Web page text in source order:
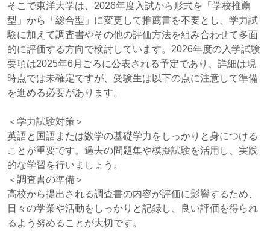
そこで東洋大学は、2026年度入試から形式を「学校推薦
型」から「総合型」に変更して推薦書を不要とし、学力試
験に加えて調査書やその他の評価方法を組み合わせて多面
的に評価する方向で検討しています。2026年度の入学試験
要項は2025年6月ごろに公表される予定であり、詳細は現
時点では未確定ですが、受験生は以下の点に注意して準備
を進める必要があります。
＜学力試験対策＞
英語と国語または数学の基礎学力をしっかりと身につける
ことが重要です。過去の問題集や模擬試験を活用し、実践
的な学習を行いましょう。
＜調査書の準備＞
高校から提出される調査書の内容が評価に影響するため、
日々の学業や活動をしっかりと記録し、良い評価を得られ
るよう努めることが大切です。